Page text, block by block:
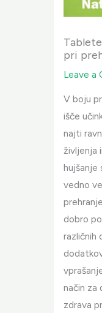
pri
Leave a
V boju
išče
najti
življenja
hujšanje
vedno
dobro
različnih
način za
zdrava